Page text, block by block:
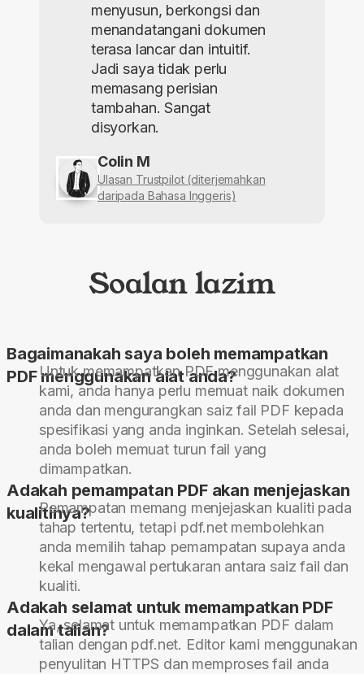
menyusun, berkongsi dan
menandatangani dokumen
terasa lancar dan intuitif.
Jadi saya tidak perlu
memasang perisian
tambahan. Sangat
disyorkan.
Colin M
Ulasan Trustpilot (diterjemahkan
daripada Bahasa Inggeris)
Soalan lazim
Bagaimanakah saya boleh memampatkan
PDF menggunakan alat anda?
Untuk memampatkan PDF menggunakan alat
kami, anda hanya perlu memuat naik dokumen
anda dan mengurangkan saiz fail PDF kepada
spesifikasi yang anda inginkan. Setelah selesai,
anda boleh memuat turun fail yang
dimampatkan.
Adakah pemampatan PDF akan menjejaskan
kualitinya?
Pemampatan memang menjejaskan kualiti pada
tahap tertentu, tetapi pdf.net membolehkan
anda memilih tahap pemampatan supaya anda
kekal mengawal pertukaran antara saiz fail dan
kualiti.
Adakah selamat untuk memampatkan PDF
dalam talian?
Ya, selamat untuk memampatkan PDF dalam
talian dengan pdf.net. Editor kami menggunakan
penyulitan HTTPS dan memproses fail anda